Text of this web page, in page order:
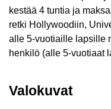
kestää 4 tuntia ja
retki Hollywoodiin,
alle 5-vuotiaille lapsille
henkilö (alle 5-vuotiaat
Valokuvat